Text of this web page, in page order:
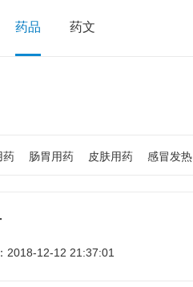
药品 药文
药 肠胃用药 皮肤用药 感冒发热
娠疾病
2018-12-12 21:37:01